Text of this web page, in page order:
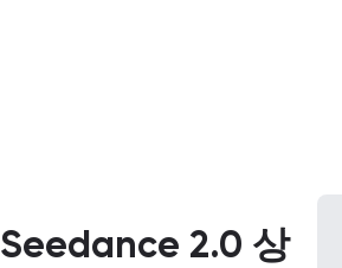
Seedance 2.0 상